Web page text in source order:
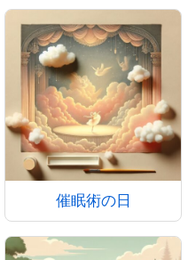
催眠術の日